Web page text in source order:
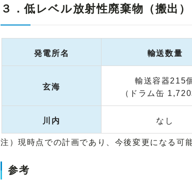
３．低レベル放射性廃棄物（搬出）
発電所名 輸送数量
玄海
輸送容器215
（ドラム缶 1,720
川内 なし
注）現時点での計画であり、今後変更になる可
参考